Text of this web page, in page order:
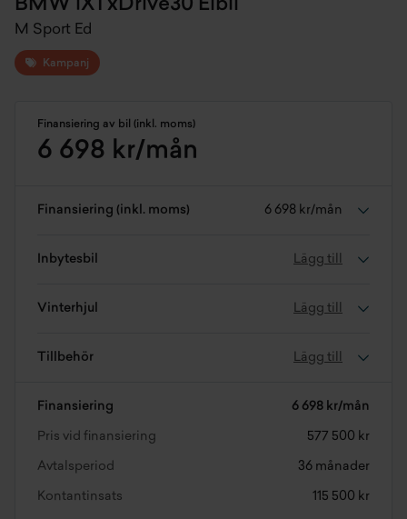
BMW iX1 xDrive30 Elbil
M Sport Ed
Kampanj
Finansiering av bil (inkl. moms)
6 698 kr/mån
Finansiering (inkl. moms) 6 698 kr/mån
Inbytesbil Lägg till
Vinterhjul Lägg till
Tillbehör Lägg till
Finansiering 6 698 kr/mån
Pris vid finansiering 577 500 kr
Avtalsperiod 36 månader
Kontantinsats 115 500 kr